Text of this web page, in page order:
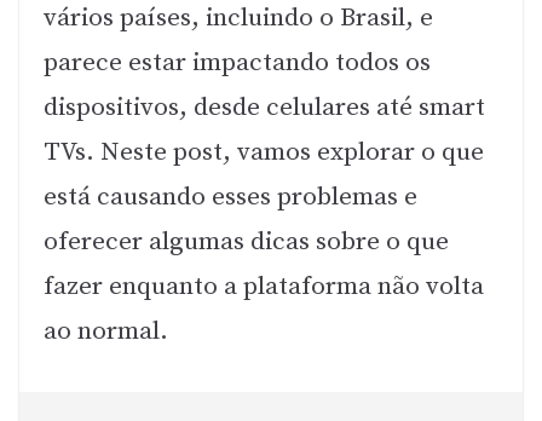
vários países, incluindo o Brasil, e
parece estar impactando todos os
dispositivos, desde celulares até smart
TVs. Neste post, vamos explorar o que
está causando esses problemas e
oferecer algumas dicas sobre o que
fazer enquanto a plataforma não volta
ao normal.